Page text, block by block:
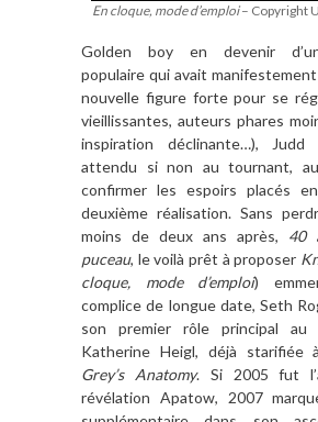
En cloque, mode d’emploi– Copyright
Golden boy en devenir
populaire qui avait manifestement
nouvelle figure forte pour se
vieillissantes, auteurs phares
inspiration déclinante…),
attendu si non au tournant,
confirmer les espoirs placés
deuxième réalisation. Sans
moins de deux ans après, 40
puceau, le voilà prêt à proposer
cloque, mode d’emploi)
complice de longue date, Seth
son premier rôle principal au
Katherine Heigl, déjà starifiée
Grey’s Anatomy. Si 2005 fut
révélation Apatow, 2007